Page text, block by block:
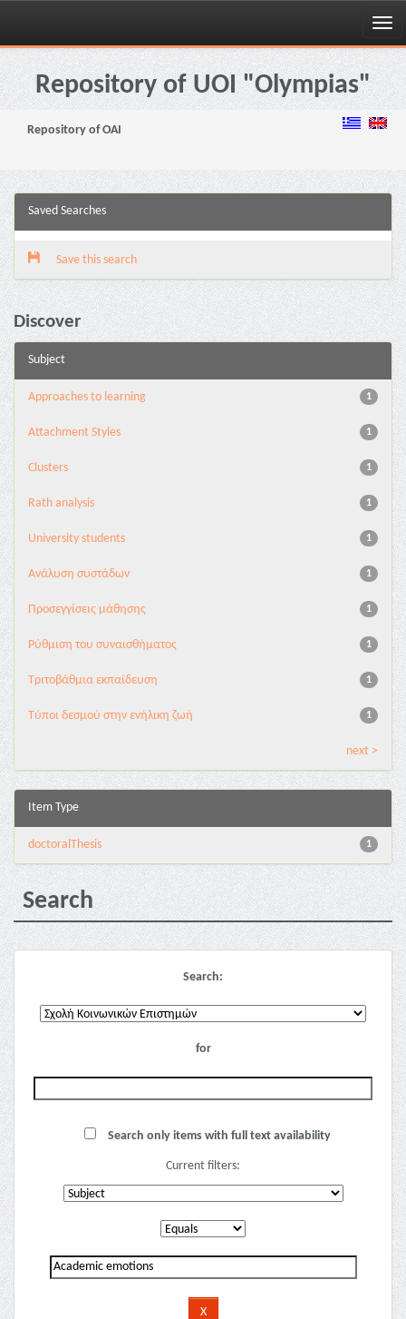
Skip
navigationRepository of UOI "Olympias"
Repository of OAI
Saved Searches
Save this search
Discover
Subject
1
Approaches to learning
1
Attachment Styles
1
Clusters
1
Rath analysis
1
University students
1
Ανάλυση συστάδων
1
Προσεγγίσεις μάθησης
1
Ρύθμιση του συναισθήματος
1
Τριτοβάθμια εκπαίδευση
1
Τύποι δεσμού στην ενήλικη ζωή
next >
Item Type
1
doctoralThesis
Search
Search:
for
Search only items with full text availability
Current filters: